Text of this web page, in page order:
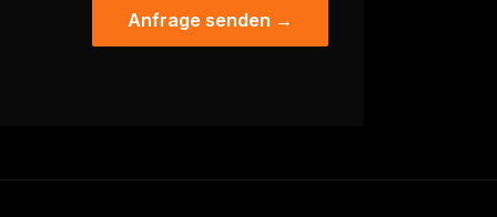
Anfrage senden →